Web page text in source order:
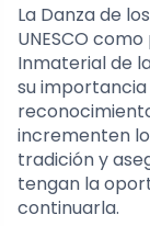
La Danza de
UNESCO
Inmaterial de
su importancia
incrementen
tradición y
tengan la
continuarla.